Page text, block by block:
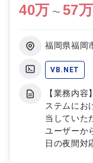
ージャの作
質確認
40万 〜 57万
福岡県福岡
VB.NET
【業務内
ステムにお
当していた
ユーザーか
日の夜間対